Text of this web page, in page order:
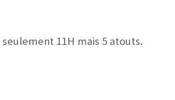
11H mais 5 atouts.